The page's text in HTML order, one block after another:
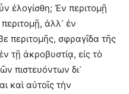
ἐλογίσθη; Ἐν περιτομῇ
ἀλλ᾿ ἐν
περιτομῆς, σφραγῖδα τῆς
τῇ ἀκροβυστίᾳ, εἰς τὸ
πιστευόντων δι᾿
καὶ αὐτοῖς τὴν